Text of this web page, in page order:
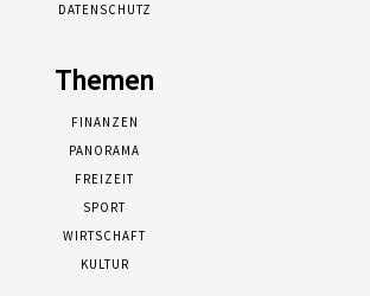
DATENSCHUTZ
Themen
FINANZEN
PANORAMA
FREIZEIT
SPORT
WIRTSCHAFT
KULTUR